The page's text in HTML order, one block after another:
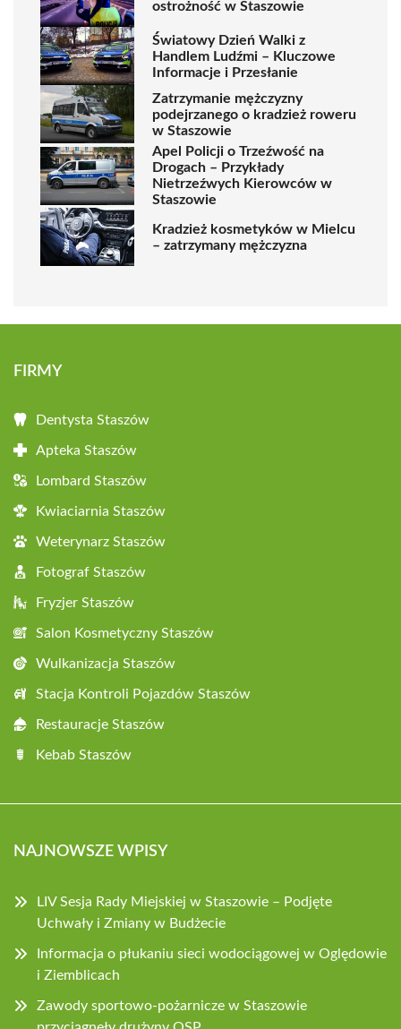
ostrożność w Staszowie
Światowy Dzień Walki z
Handlem Ludźmi – Kluczowe
Informacje i Przesłanie
Zatrzymanie mężczyzny
podejrzanego o kradzież roweru
w Staszowie
Apel Policji o Trzeźwość na
Drogach – Przykłady
Nietrzeźwych Kierowców w
Staszowie
Kradzież kosmetyków w Mielcu
– zatrzymany mężczyzna
FIRMY
Dentysta Staszów
Apteka Staszów
Lombard Staszów
Kwiaciarnia Staszów
Weterynarz Staszów
Fotograf Staszów
Fryzjer Staszów
Salon Kosmetyczny Staszów
Wulkanizacja Staszów
Stacja Kontroli Pojazdów Staszów
Restauracje Staszów
Kebab Staszów
NAJNOWSZE WPISY
LIV Sesja Rady Miejskiej w Staszowie – Podjęte
Uchwały i Zmiany w Budżecie
Informacja o płukaniu sieci wodociągowej w Oględowie
i Ziemblicach
Zawody sportowo-pożarnicze w Staszowie